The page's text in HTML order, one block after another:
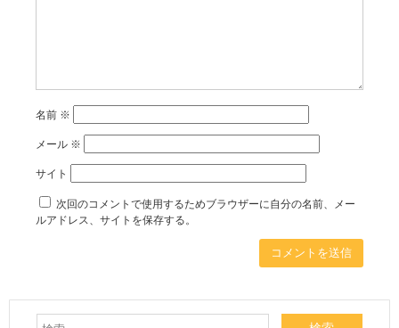
名前 ※
メール ※
サイト
次回のコメントで使用するためブラウザーに自分の名前、メー
ルアドレス、サイトを保存する。